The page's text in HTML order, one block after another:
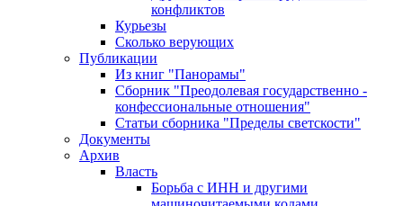
конфликтов
Курьезы
Сколько верующих
Публикации
Из книг "Панорамы"
Сборник "Преодолевая государственно -
конфессиональные отношения"
Статьи сборника "Пределы светскости"
Документы
Архив
Власть
Борьба с ИНН и другими